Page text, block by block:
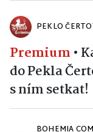
PEKLO
Premium •
do Pekla
s ním setkat!